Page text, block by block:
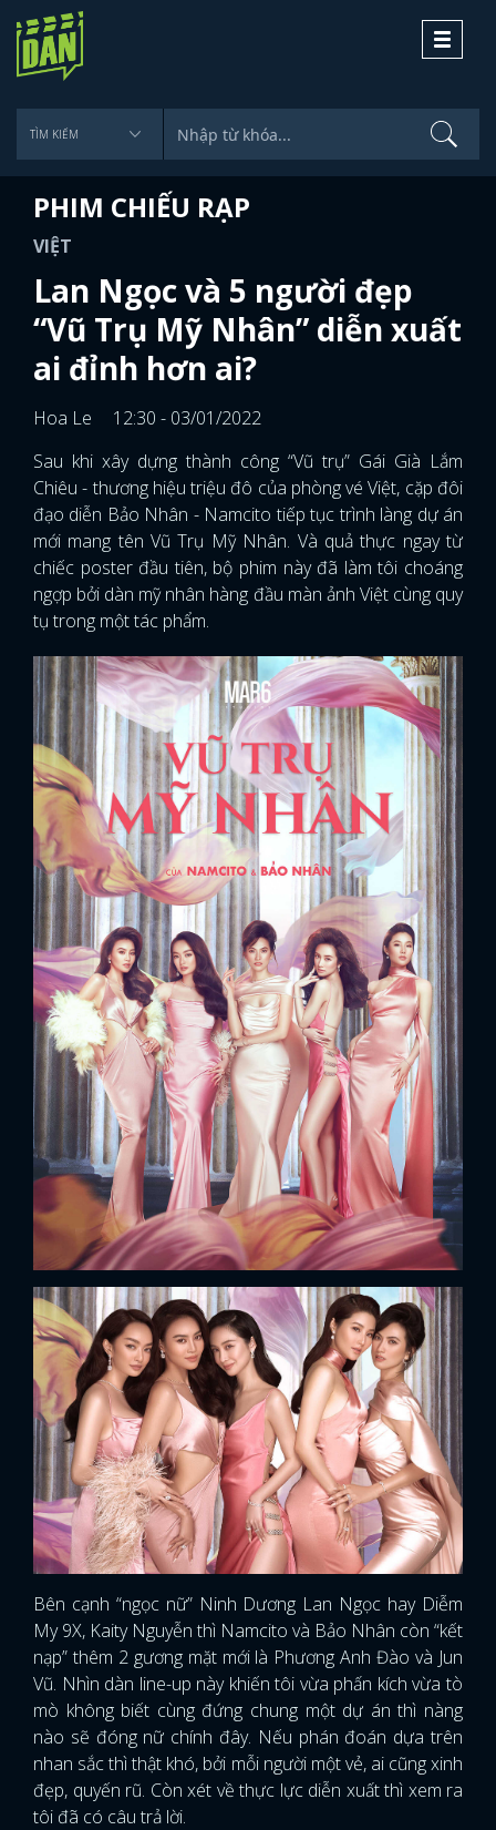
Toggle
PHIM CHIẾU RẠP
VIỆT
Lan Ngọc và 5 người đẹp
“Vũ Trụ Mỹ Nhân” diễn xuất
ai đỉnh hơn ai?
Hoa Le
12:30 - 03/01/2022
Sau khi xây dựng thành công “Vũ trụ” Gái Già Lắm
Chiêu - thương hiệu triệu đô của phòng vé Việt, cặp đôi
đạo diễn Bảo Nhân - Namcito tiếp tục trình làng dự án
mới mang tên Vũ Trụ Mỹ Nhân. Và quả thực ngay từ
chiếc poster đầu tiên, bộ phim này đã làm tôi choáng
ngợp bởi dàn mỹ nhân hàng đầu màn ảnh Việt cùng quy
tụ trong một tác phẩm.
Bên cạnh “ngọc nữ” Ninh Dương Lan Ngọc hay Diễm
My 9X, Kaity Nguyễn thì Namcito và Bảo Nhân còn “kết
nạp” thêm 2 gương mặt mới là Phương Anh Đào và Jun
Vũ. Nhìn dàn line-up này khiến tôi vừa phấn kích vừa tò
mò không biết cùng đứng chung một dự án thì nàng
nào sẽ đóng nữ chính đây. Nếu phán đoán dựa trên
nhan sắc thì thật khó, bởi mỗi người một vẻ, ai cũng xinh
đẹp, quyến rũ. Còn xét về thực lực diễn xuất thì xem ra
tôi đã có câu trả lời.